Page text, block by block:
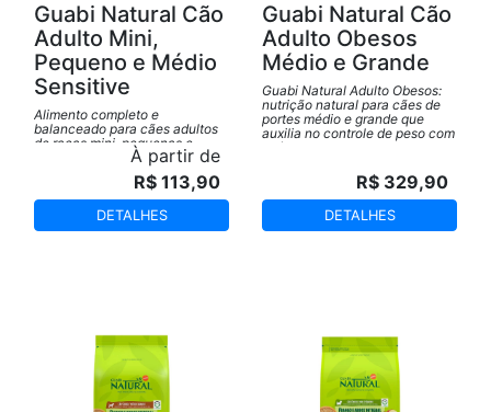
Guabi Natural Cão
Adulto Mini,
Pequeno e Médio
Sensitive
Alimento completo e
balanceado para cães adultos
de raças mini, pequenas e
médias. Formulado com
ingredientes selecionados,
oferece todos os nutrientes
essenciais para a manutenção
da saúde e bem-estar dos cães,
atendendo às necessidades
À partir de
R$ 113,90
DETALHES
Guabi Natural Cão
Adulto Obesos
Médio e Grande
Guabi Natural Adulto Obesos:
nutrição natural para cães de
portes médio e grande que
auxilia no controle de peso com
saúde e sabor.
R$ 329,90
DETALHES